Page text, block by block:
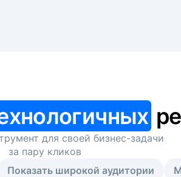
для своей бизнес-задачи
за пару кликов
Показать широкой аудитории